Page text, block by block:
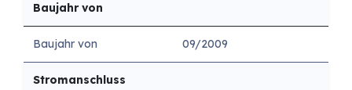
Baujahr von
Baujahr von 09/2009
Stromanschluss